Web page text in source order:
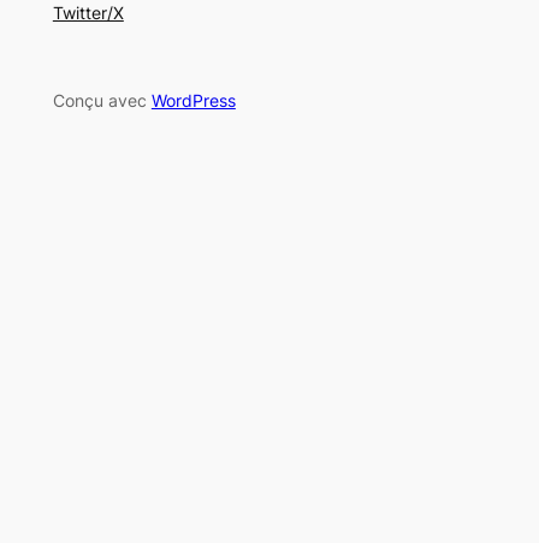
Twitter/X
Conçu avec WordPress